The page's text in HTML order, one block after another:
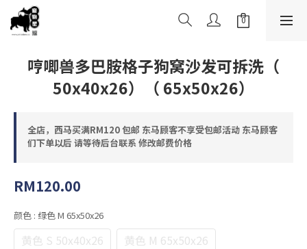
哼唧兽多巴胺格子狗窝沙发可拆洗（
50x40x26）（ 65x50x26）
全店，西马买满RM120 包邮 东马顾客不享受包邮活动 东马顾客
们下单以后 请等待后台联系 修改邮费价格
RM120.00
颜色 : 绿色 M 65x50x26
黄色 S 50x40x26
黄色 M 65x50x26